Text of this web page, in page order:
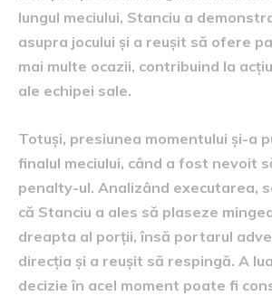
lungul meciului, Stanciu a
asupra jocului și a reușit să ofere
mai multe ocazii, contribuind la
ale echipei sale.
Totuși, presiunea momentului și-a
finalul meciului, când a fost nevoit
penalty-ul. Analizând executarea,
că Stanciu a ales să plaseze
dreapta al porții, însă portarul
direcția și a reușit să respingă. A
decizie în acel moment poate fi